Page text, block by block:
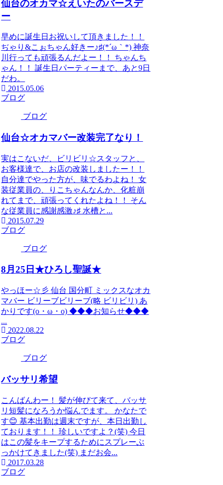
仙台のオカマ☆えいたのバースデ
ー
早めに誕生日お祝いして頂きました！！
ぢゃり&こぉちゃん好きー♪♯(*´ω｀*) 神奈
川行っても頑張るんだよー！！ ちゃんち
ゃん！！ 誕生日パーティーまで、あと9日
だわ。
2015.05.06
ブログ
ブログ
仙台☆オカマバー改装完了なり！
実はこないだ、ビリビリ☆スタッフと、
お客様達で、お店の改装しましたー！！
自分達でやった方が、味でるわよね！ 女
装従業員の、りこちゃんなんか、化粧崩
れてまで、頑張ってくれたよね！！ そん
な従業員に感謝感激♪♯ 水槽と...
2015.07.29
ブログ
ブログ
8月25日★ひろし聖誕★
やっほー☆彡 仙台 国分町 ミックスなオカ
マバー ビリーブビリーブ(略 ビリビリ) あ
かりです(o・ω・o) ◆◆◆お知らせ◆◆◆
...
2022.08.22
ブログ
ブログ
バッサリ希望
こんばんわー！ 髪が伸びて来て、バッサ
リ短髪になろうか悩んでます。 かなたで
す😊 基本出勤は週末ですが、本日出勤し
ております！！ 珍しいですよ？(笑) 今日
はこの髪をキープするためにスプレーぶ
っかけてきました(笑) まだお会...
2017.03.28
ブログ